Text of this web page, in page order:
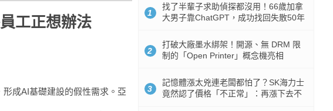
工正想辦法
成AI基礎建設的假性需求。亞
1
找了半輩子求助偵探都沒用！66歲加拿
大男子靠ChatGPT，成功找回失散50年
2
打破大廠墨水綁架！開源、無 DRM 限
制的「Open Printer」概念機亮相
3
記憶體漲太兇連老闆都怕了？SK海力士
竟然認了價格「不正常」：再漲下去不